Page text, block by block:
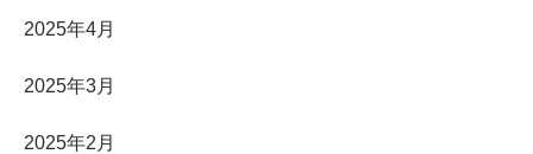
2025年4月
2025年3月
2025年2月